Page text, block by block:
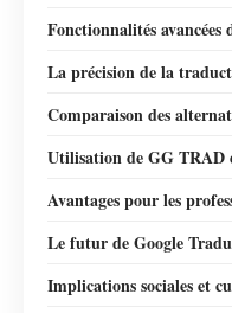
Fonctionnalités
La précision de la
Comparaison des
Utilisation de GG TRAD
Avantages pour les
Le futur de Google
Implications sociales et